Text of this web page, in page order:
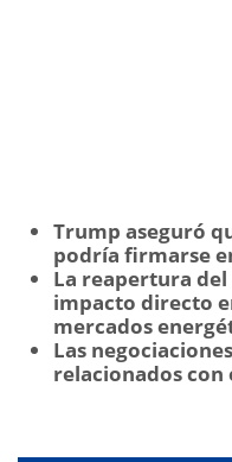
Trump aseguró
podría firmarse
La reapertura
impacto directo
mercados
Las
relacionados